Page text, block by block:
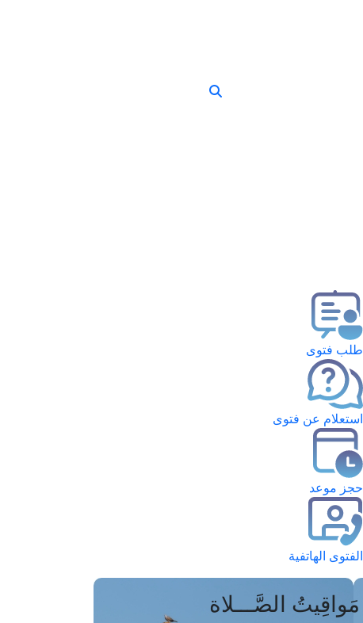
طلب فتوى
استعلام عن فتوى
حجز موعد
الفتوى الهاتفية
مَواقِيتُ الصَّـــلاة